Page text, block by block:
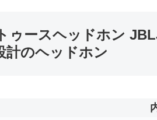
ゥースヘッドホン
計のヘッドホン